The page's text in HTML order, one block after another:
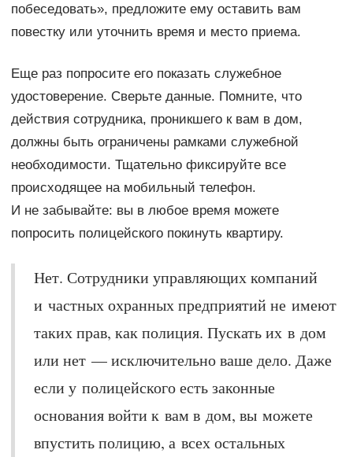
побеседовать», предложите ему оставить вам
повестку или уточнить время и место приема.
Еще раз попросите его показать служебное
удостоверение. Сверьте данные. Помните, что
действия сотрудника, проникшего к вам в дом,
должны быть ограничены рамками служебной
необходимости. Тщательно фиксируйте все
происходящее на мобильный телефон.
И не забывайте: вы в любое время можете
попросить полицейского покинуть квартиру.
Нет. Сотрудники управляющих компаний
и частных охранных предприятий не имеют
таких прав, как полиция. Пускать их в дом
или нет — исключительно ваше дело. Даже
если у полицейского есть законные
основания войти к вам в дом, вы можете
впустить полицию, а всех остальных